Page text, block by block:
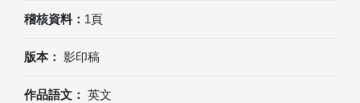
稽核資料： 1頁
版本： 影印稿
作品語文： 英文